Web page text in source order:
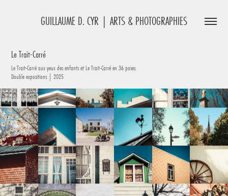
GUILLAUME D. CYR | ARTS & PHOTOGRAPHIES
Le Trait-Carré
Le Trait-Carré aux yeux des enfants et Le Trait-Carré en 36 poses.
Double expositions | 2025